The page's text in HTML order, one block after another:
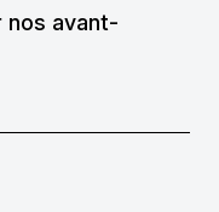
nos avant-